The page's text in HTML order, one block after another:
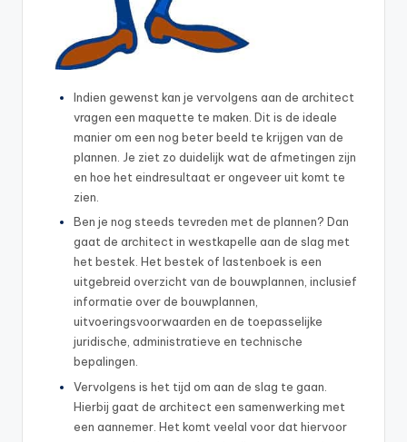
Indien gewenst kan je vervolgens aan de architect
vragen een maquette te maken. Dit is de ideale
manier om een nog beter beeld te krijgen van de
plannen. Je ziet zo duidelijk wat de afmetingen zijn
en hoe het eindresultaat er ongeveer uit komt te
zien.
Ben je nog steeds tevreden met de plannen? Dan
gaat de architect in westkapelle aan de slag met
het bestek. Het bestek of lastenboek is een
uitgebreid overzicht van de bouwplannen, inclusief
informatie over de bouwplannen,
uitvoeringsvoorwaarden en de toepasselijke
juridische, administratieve en technische
bepalingen.
Vervolgens is het tijd om aan de slag te gaan.
Hierbij gaat de architect een samenwerking met
een aannemer. Het komt veelal voor dat hiervoor